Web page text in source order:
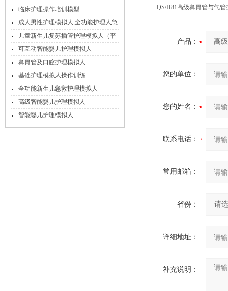
QS/H81高级鼻胃管与气管
产品：
您的单位：
您的姓名：
联系电话：
常用邮箱：
省份：
详细地址：
补充说明：
临床护理操作培训模型
成人男性护理模拟人,全功能护理人急
救模型
儿童新生儿复苏插管护理模拟人（平
板电脑控制）
可互动智能婴儿护理模拟人
鼻胃管及口腔护理模拟人
基础护理模拟人操作训练
全功能新生儿急救护理模拟人
高级智能婴儿护理模拟人
智能婴儿护理模拟人